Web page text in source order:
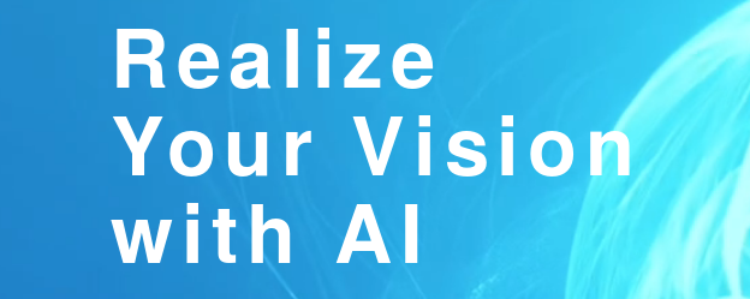
Realize
Your Vision
with AI